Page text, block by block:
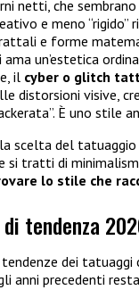
netti, che
e meno
e forme
un’estetica
il cyber o glitch
distorsioni visive,
È uno stile
scelta del
si tratti di
lo stile che
tendenza
dei tatuaggi
anni precedenti